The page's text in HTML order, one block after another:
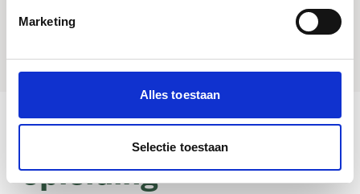
Marketing
Alles toestaan
Selectie toestaan
Beroepen na de
opleiding